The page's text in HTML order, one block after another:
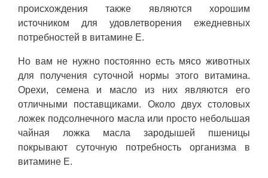
происхождения также являются хорошим
источником для удовлетворения ежедневных
потребностей в витамине Е.
Но вам не нужно постоянно есть мясо животных
для получения суточной нормы этого витамина.
Орехи, семена и масло из них являются его
отличными поставщиками. Около двух столовых
ложек подсолнечного масла или просто небольшая
чайная ложка масла зародышей пшеницы
покрывают суточную потребность организма в
витамине Е.